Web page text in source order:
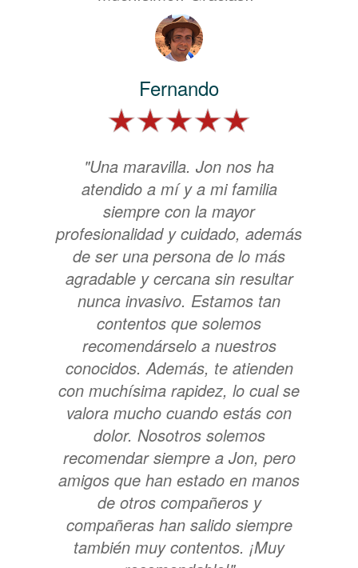
Fernando
"Una maravilla. Jon nos ha
atendido a mí y a mi familia
siempre con la mayor
profesionalidad y cuidado, además
de ser una persona de lo más
agradable y cercana sin resultar
nunca invasivo. Estamos tan
contentos que solemos
recomendárselo a nuestros
conocidos. Además, te atienden
con muchísima rapidez, lo cual se
valora mucho cuando estás con
dolor. Nosotros solemos
recomendar siempre a Jon, pero
amigos que han estado en manos
de otros compañeros y
compañeras han salido siempre
también muy contentos. ¡Muy